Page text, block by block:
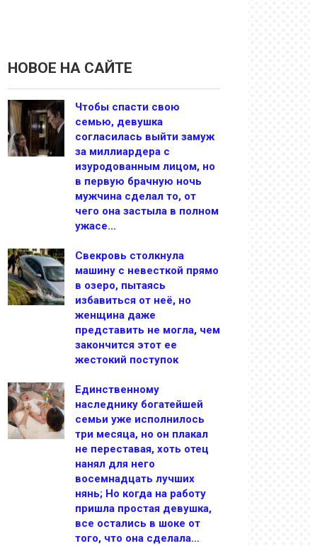
НОВОЕ НА САЙТЕ
Чтобы спасти свою
семью, девушка
согласилась выйти замуж
за миллиардера с
изуродованным лицом, но
в первую брачную ночь
мужчина сделал то, от
чего она застыла в полном
ужасе…
Свекровь столкнула
машину с невесткой прямо
в озеро, пытаясь
избавиться от неё, но
женщина даже
представить не могла, чем
закончится этот ее
жестокий поступок
Единственному
наследнику богатейшей
семьи уже исполнилось
три месяца, но он плакал
не переставая, хоть отец
нанял для него
восемнадцать лучших
нянь; Но когда на работу
пришла простая девушка,
все остались в шоке от
того, что она сделала…